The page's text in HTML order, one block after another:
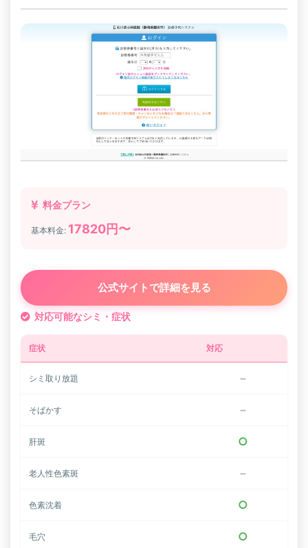
料金プラン
基本料金: 17820円〜
公式サイトで詳細を見る
対応可能なシミ・症状
症状 対応
シミ取り放題 −
そばかす −
肝斑 ○
老人性色素斑 −
色素沈着 ○
毛穴 ○